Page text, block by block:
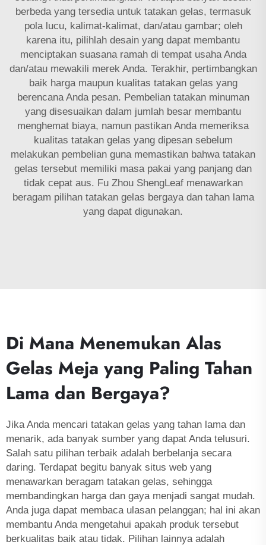
berbeda yang tersedia untuk tatakan gelas, termasuk
pola lucu, kalimat-kalimat, dan/atau gambar; oleh
karena itu, pilihlah desain yang dapat membantu
menciptakan suasana ramah di tempat usaha Anda
dan/atau mewakili merek Anda. Terakhir, pertimbangkan
baik harga maupun kualitas tatakan gelas yang
berencana Anda pesan. Pembelian tatakan minuman
yang disesuaikan dalam jumlah besar membantu
menghemat biaya, namun pastikan Anda memeriksa
kualitas tatakan gelas yang dipesan sebelum
melakukan pembelian guna memastikan bahwa tatakan
gelas tersebut memiliki masa pakai yang panjang dan
tidak cepat aus. Fu Zhou ShengLeaf menawarkan
beragam pilihan tatakan gelas bergaya dan tahan lama
yang dapat digunakan.
Di Mana Menemukan Alas
Gelas Meja yang Paling Tahan
Lama dan Bergaya?
Jika Anda mencari tatakan gelas yang tahan lama dan
menarik, ada banyak sumber yang dapat Anda telusuri.
Salah satu pilihan terbaik adalah berbelanja secara
daring. Terdapat begitu banyak situs web yang
menawarkan beragam tatakan gelas, sehingga
membandingkan harga dan gaya menjadi sangat mudah.
Anda juga dapat membaca ulasan pelanggan; hal ini akan
membantu Anda mengetahui apakah produk tersebut
berkualitas baik atau tidak. Pilihan lainnya adalah